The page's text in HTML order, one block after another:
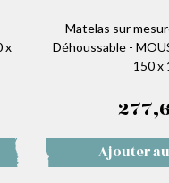
x
Matelas sur
Déhoussable -
150 x
Ajouter